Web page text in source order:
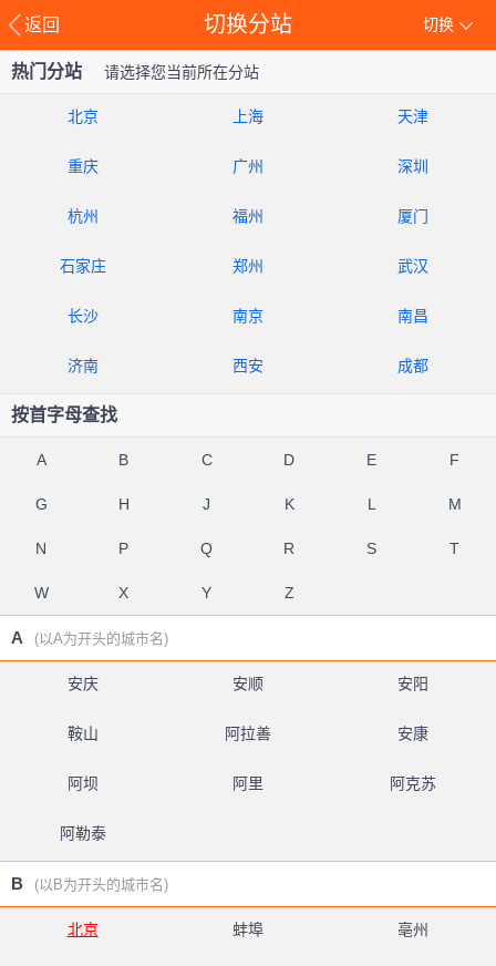
返回 切换
切换分站
热门分站 请选择您当前所在分站
北京 上海 天津
重庆 广州 深圳
杭州 福州 厦门
石家庄 郑州 武汉
长沙 南京 南昌
济南 西安 成都
按首字母查找
A B C D E F
G H J K L M
N P Q R S T
W X Y Z
A (以A为开头的城市名)
安庆 安顺 安阳
鞍山 阿拉善 安康
阿坝 阿里 阿克苏
阿勒泰
B (以B为开头的城市名)
北京 蚌埠 亳州